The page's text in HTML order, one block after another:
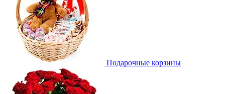
Подарочные корзины